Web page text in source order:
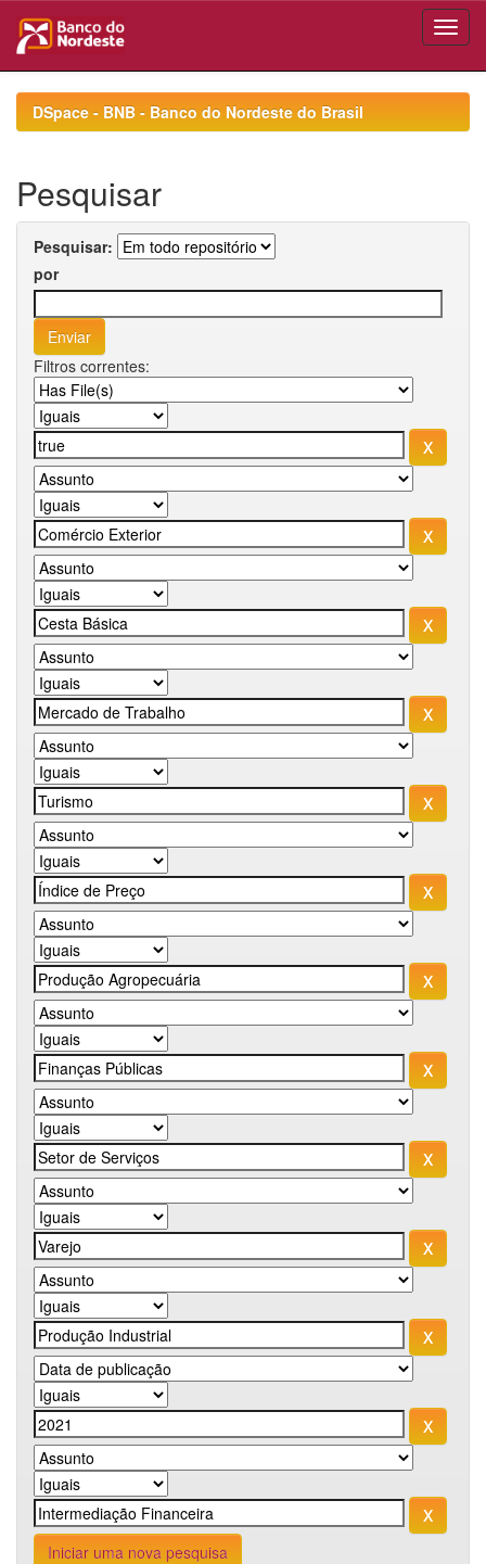
navigationDSpace - BNB - Banco do Nordeste do Brasil
Pesquisar
Pesquisar:
por
Filtros correntes:
Iniciar uma nova pesquisa